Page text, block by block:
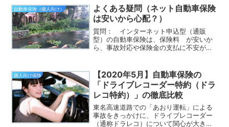
自動車保険（個人向け）
よくある疑問（ネット自動車保険
は安いから心配？）
質問： インターネット申込型（通販
型）の自動車保険は、保険料 が安いか
ら、事故対応や保険金の支払に不安があ
安いので、逆に不安だという声をよく聞
きます。このページはインタ...
個人向け保険
【2020年5月】自動車保険の
「ドライブレコーダー特約（ドラ
レコ特約）」の徹底比較
東名高速道路での「あおり運転」による
事故をきっかけに、ドライブレコーダー
（通称ドラレコ）について関心が大きく